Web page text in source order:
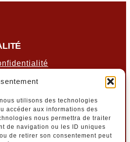
utilisons des technologies
accéder aux informations des
nous permettra de traiter
de navigation ou les ID uniques
de retirer son consentement peut